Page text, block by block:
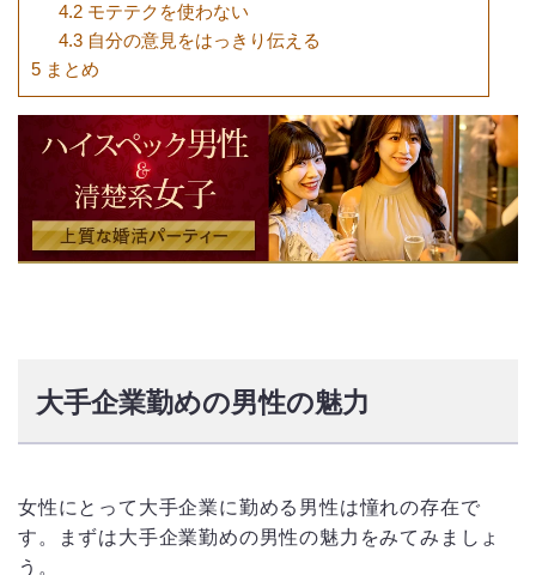
4.2モテテクを使わない
4.3自分の意見をはっきり伝える
5 まとめ
大手企業勤めの男性の魅力
女性にとって大手企業に勤める男性は憧れの存在で
す。まずは大手企業勤めの男性の魅力をみてみましょ
う。